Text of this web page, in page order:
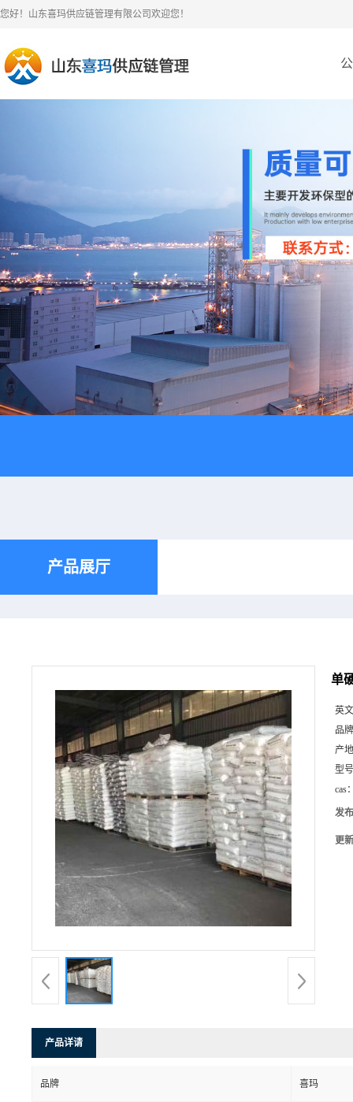
您好！山东喜玛供应链管理有限公司欢迎您！
产品展厅
单
英
品
产
型
cas
发
更
产品详请
品牌 喜玛